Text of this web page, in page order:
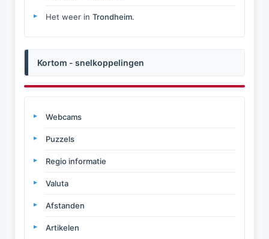
Het weer in Trondheim.
Kortom - snelkoppelingen
Webcams
Puzzels
Regio informatie
Valuta
Afstanden
Artikelen